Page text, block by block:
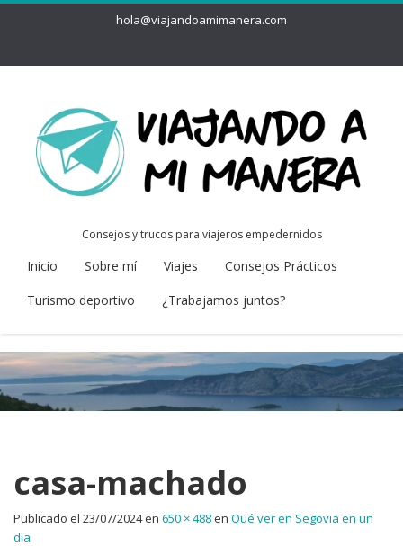
hola@viajandoamimanera.com
Consejos y trucos para viajeros empedernidos
Inicio Sobre mí Viajes
Consejos Prácticos
Turismo deportivo
¿Trabajamos juntos?
casa-machado
Publicado el 23/07/2024en 650 × 488en Qué ver en Segovia en un
día